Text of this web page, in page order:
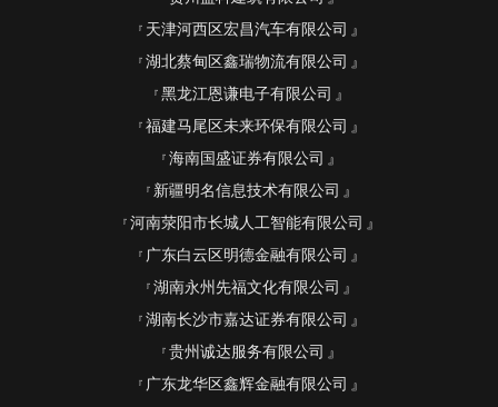
天津河西区宏昌汽车有限公司
湖北蔡甸区鑫瑞物流有限公司
黑龙江恩谦电子有限公司
福建马尾区未来环保有限公司
海南国盛证券有限公司
新疆明名信息技术有限公司
河南荥阳市长城人工智能有限公司
广东白云区明德金融有限公司
湖南永州先福文化有限公司
湖南长沙市嘉达证券有限公司
贵州诚达服务有限公司
广东龙华区鑫辉金融有限公司